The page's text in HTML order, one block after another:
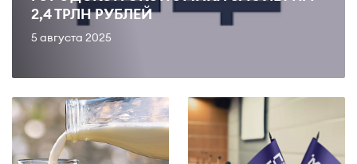
2,4 ТРЛН РУБЛЕЙ
5 августа 2025